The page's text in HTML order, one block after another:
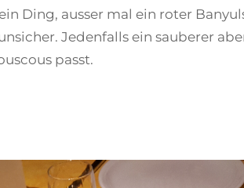
Ding, ausser mal ein roter
Jedenfalls ein sauberer
passt.